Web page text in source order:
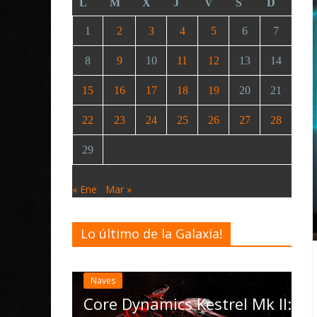
L M X J V S D
1 2 3 4 5 6 7
8 9 10 11 12 13 14
15 16 17 18 19 20 21
22 23 24 25 26 27 28
29
« Ene Mar »
Lo último de la Galaxia!
Kestrel Mk II:
Noticias
Elite Dangerous
actualización 4.4.0:
las Operations, el